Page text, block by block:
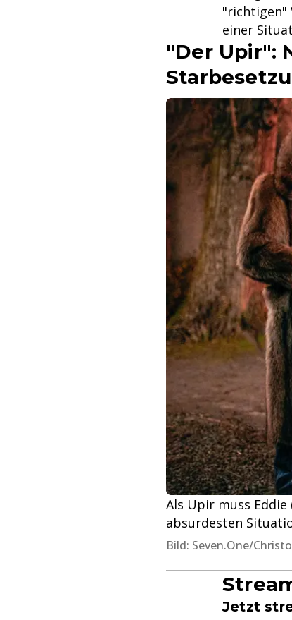
"richtigen"
einer
"Der Upir":
Als Upir muss Eddie
absurdesten
Bild: Seven.One/
Jetzt